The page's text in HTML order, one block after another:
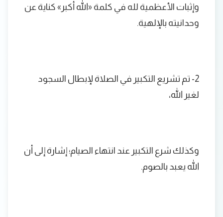
وإثبات الأعظمية لله في كلمة «الله أكبر» كناية عن
وحدانيته بالإلهية.
2- تم تشريع التكبير في الصلاة لإبطال السجود
لغير الله،
وكذلك شرع التكبير عند انتهاء الصيام؛ إشارة إلى أن
الله يعبد بالصوم.